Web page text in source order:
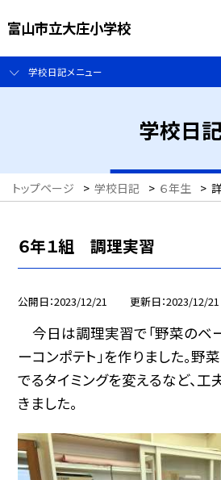
富山市立大庄小学校
学校日記メニュー
学校日
トップページ > 学校日記 > ６年生 >
６年１組 調理実習
公開日 2023/12/21 更新日 2023/12/21
今日は調理実習で「野菜のベー
ーコンポテト」を作りました。野
でるタイミングを変えるなど、工
きました。